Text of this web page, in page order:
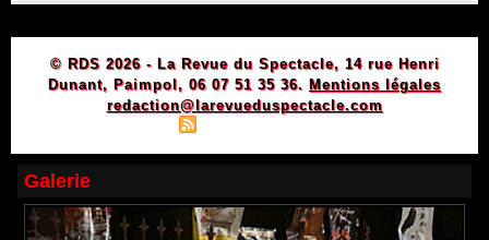
© RDS 2026 - La Revue du Spectacle, 14 rue Henri
Dunant, Paimpol, 06 07 51 35 36. Mentions légales
redaction@larevueduspectacle.com
Galerie